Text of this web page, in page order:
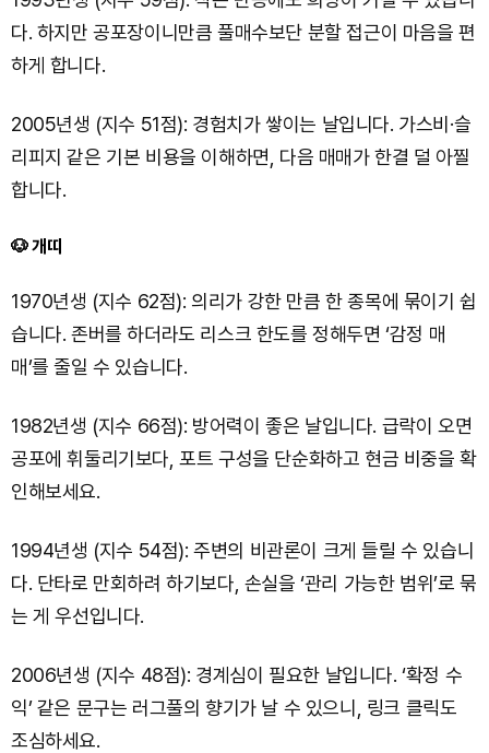
다. 하지만 공포장이니만큼 풀매수보단 분할 접근이 마음을 편
하게 합니다.
2005년생 (지수 51점): 경험치가 쌓이는 날입니다. 가스비·슬
리피지 같은 기본 비용을 이해하면, 다음 매매가 한결 덜 아찔
합니다.
🐶 개띠
1970년생 (지수 62점): 의리가 강한 만큼 한 종목에 묶이기 쉽
습니다. 존버를 하더라도 리스크 한도를 정해두면 ‘감정 매
매’를 줄일 수 있습니다.
1982년생 (지수 66점): 방어력이 좋은 날입니다. 급락이 오면
공포에 휘둘리기보다, 포트 구성을 단순화하고 현금 비중을 확
인해보세요.
1994년생 (지수 54점): 주변의 비관론이 크게 들릴 수 있습니
다. 단타로 만회하려 하기보다, 손실을 ‘관리 가능한 범위’로 묶
는 게 우선입니다.
2006년생 (지수 48점): 경계심이 필요한 날입니다. ‘확정 수
익’ 같은 문구는 러그풀의 향기가 날 수 있으니, 링크 클릭도
조심하세요.